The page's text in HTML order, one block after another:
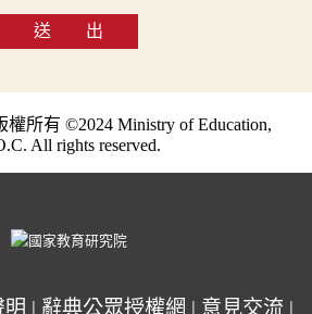
送 出
所有 ©2024 Ministry of Education,
All rights reserved.
| 辭典公眾授權網 | 意見交流 |